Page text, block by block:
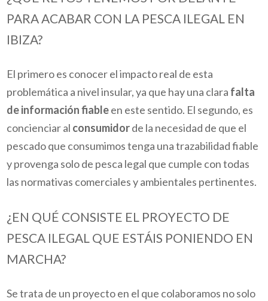
PARA ACABAR CON LA PESCA ILEGAL EN
IBIZA?
El primero es conocer el impacto real de esta
problemática a nivel insular, ya que hay una clara falta
de información fiableen este sentido. El segundo, es
concienciar al consumidorde la necesidad de que el
pescado que consumimos tenga una trazabilidad fiable
y provenga solo de pesca legal que cumple con todas
las normativas comerciales y ambientales pertinentes.
¿EN QUÉ CONSISTE EL PROYECTO DE
PESCA ILEGAL QUE ESTÁIS PONIENDO EN
MARCHA?
Se trata de un proyecto en el que colaboramos no solo